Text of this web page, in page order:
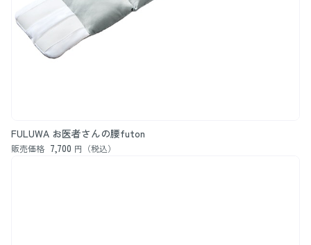
FULUWA お医者さんの腰futon
販売価格 7,700 円（税込）